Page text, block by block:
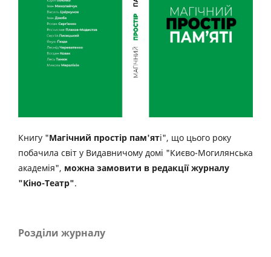
Книгу "Магічний простір пам'яті", що цього року
побачила світ у Видавничому домі "Києво-Могилянська
академія", можна замовити в редакції журналу
"Кіно-Театр".
Розділи журналу